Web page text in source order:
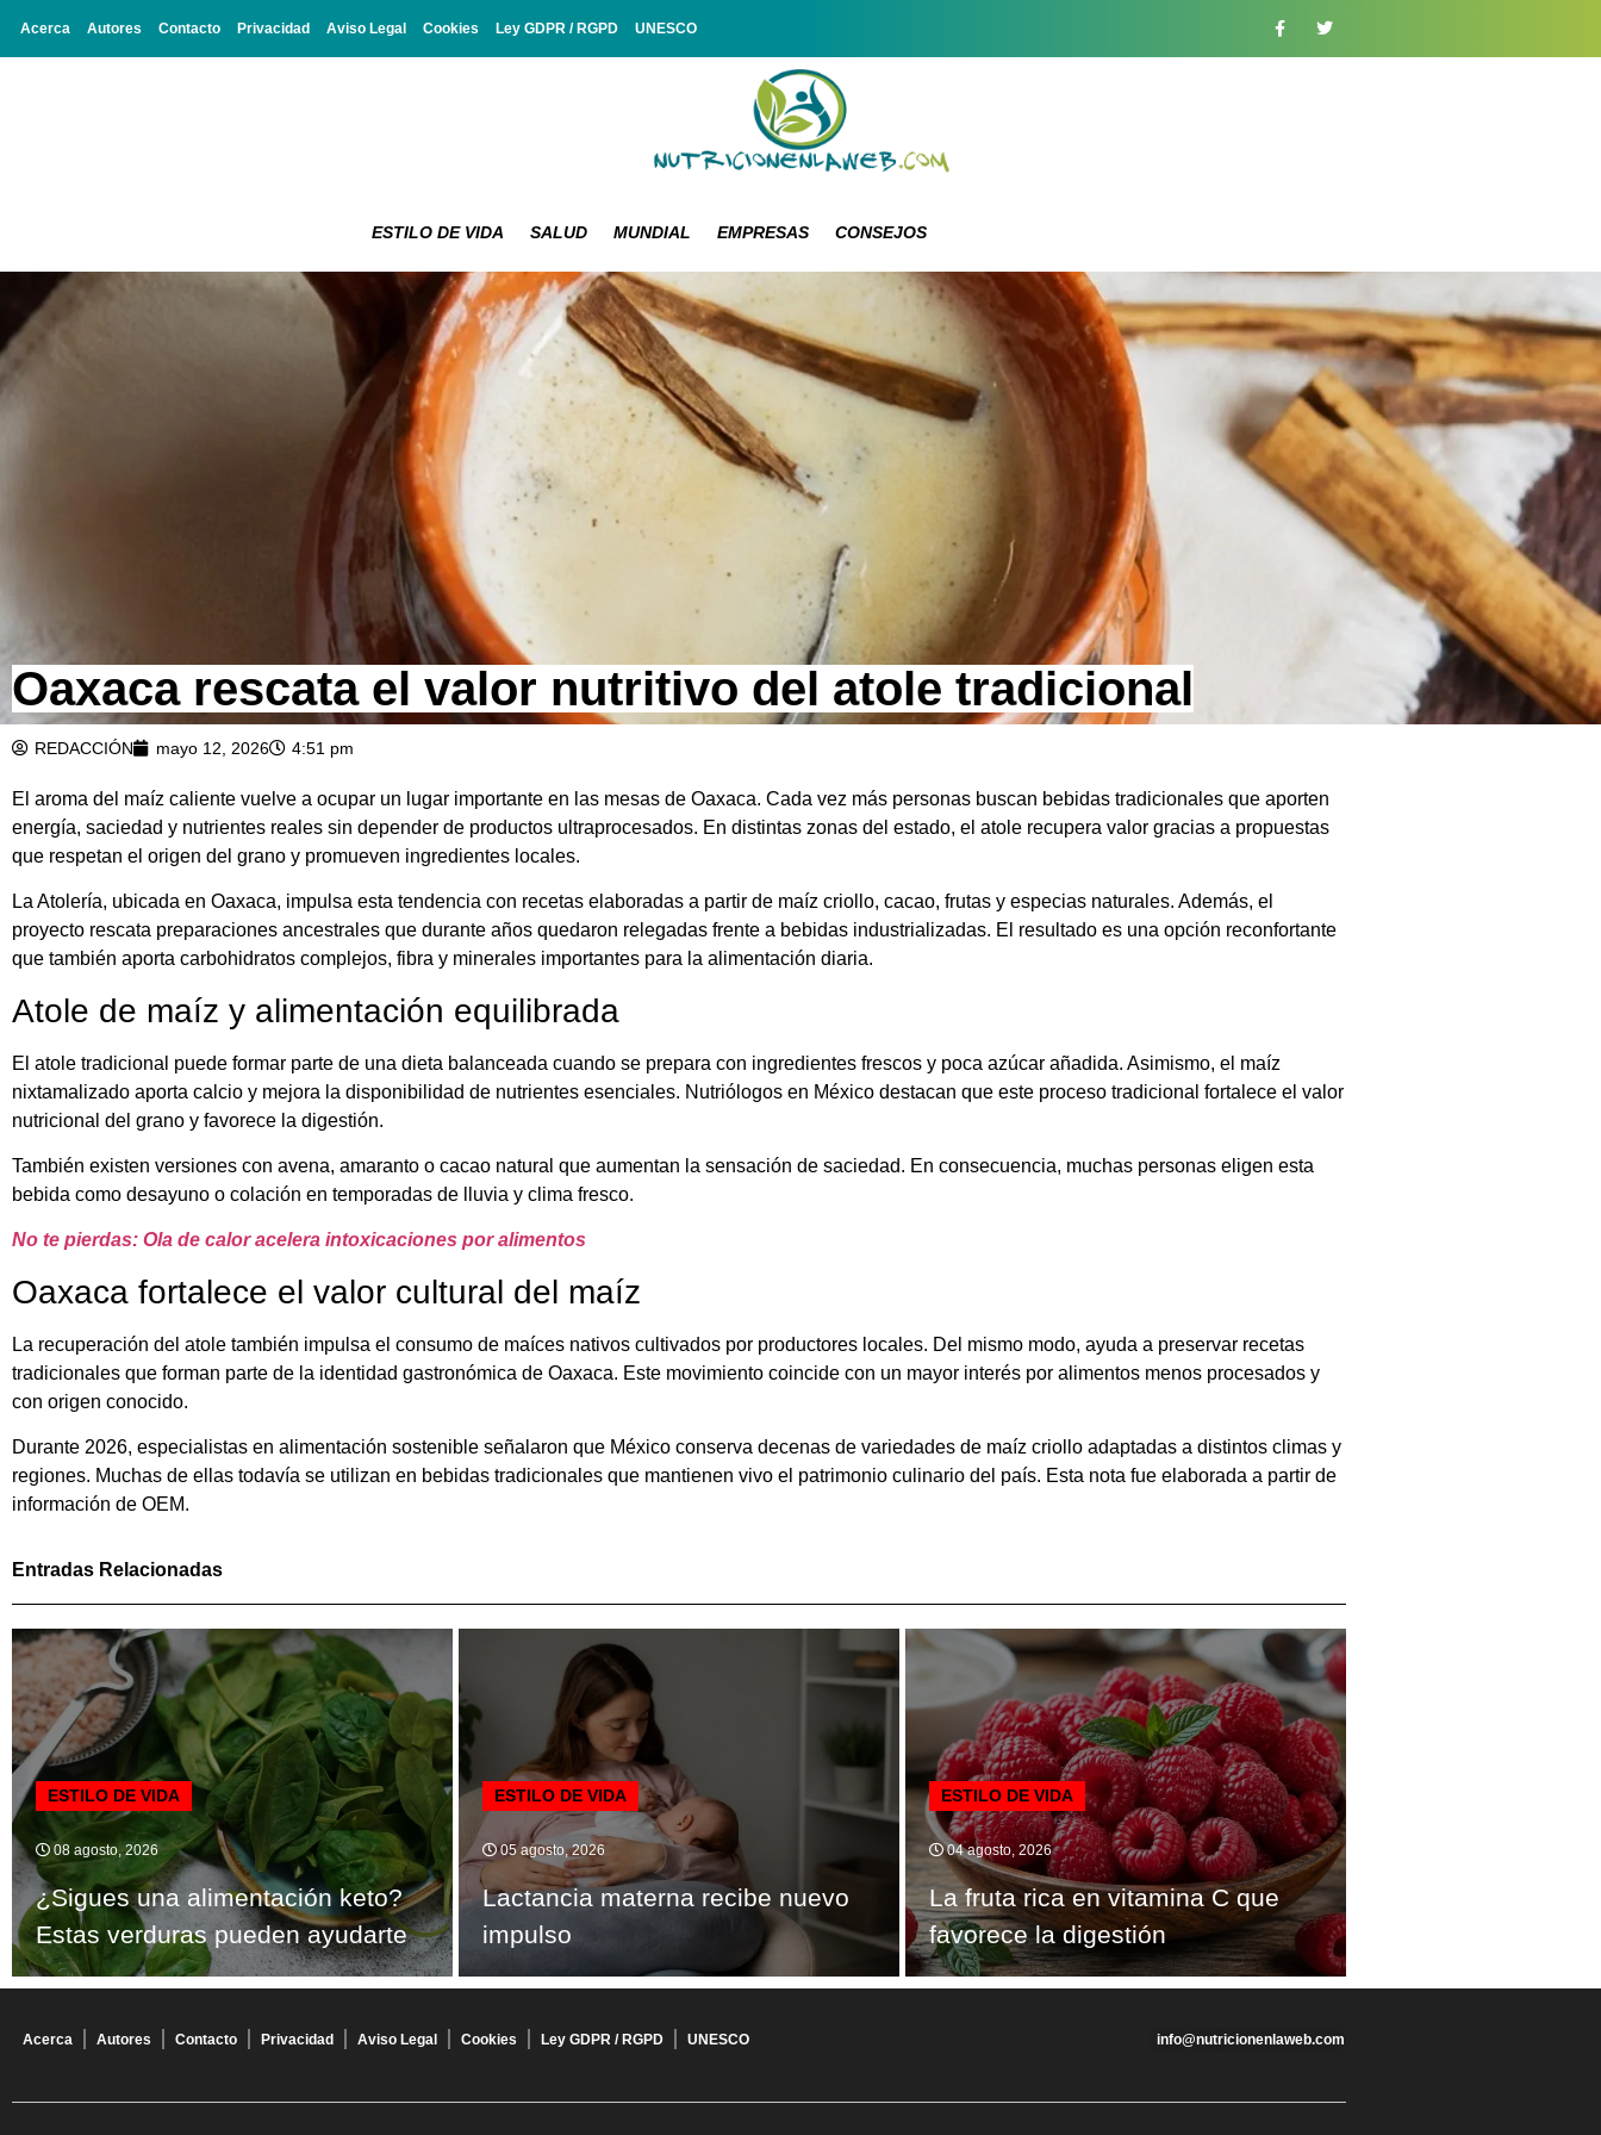
Acerca Autores Contacto Privacidad Aviso Legal Cookies Ley GDPR / RGPD UNESCO
ESTILO DE VIDA SALUD MUNDIAL EMPRESAS CONSEJOS
Oaxaca rescata el valor nutritivo del atole tradicional
REDACCIÓN mayo 12, 2026 4:51 pm
El aroma del maíz caliente vuelve a ocupar un lugar importante en las mesas de Oaxaca. Cada vez más personas buscan bebidas tradicionales que aporten
energía, saciedad y nutrientes reales sin depender de productos ultraprocesados. En distintas zonas del estado, el atole recupera valor gracias a propuestas
que respetan el origen del grano y promueven ingredientes locales.
La Atolería, ubicada en Oaxaca, impulsa esta tendencia con recetas elaboradas a partir de maíz criollo, cacao, frutas y especias naturales. Además, el
proyecto rescata preparaciones ancestrales que durante años quedaron relegadas frente a bebidas industrializadas. El resultado es una opción reconfortante
que también aporta carbohidratos complejos, fibra y minerales importantes para la alimentación diaria.
Atole de maíz y alimentación equilibrada
El atole tradicional puede formar parte de una dieta balanceada cuando se prepara con ingredientes frescos y poca azúcar añadida. Asimismo, el maíz
nixtamalizado aporta calcio y mejora la disponibilidad de nutrientes esenciales. Nutriólogos en México destacan que este proceso tradicional fortalece el valor
nutricional del grano y favorece la digestión.
También existen versiones con avena, amaranto o cacao natural que aumentan la sensación de saciedad. En consecuencia, muchas personas eligen esta
bebida como desayuno o colación en temporadas de lluvia y clima fresco.
No te pierdas: Ola de calor acelera intoxicaciones por alimentos
Oaxaca fortalece el valor cultural del maíz
La recuperación del atole también impulsa el consumo de maíces nativos cultivados por productores locales. Del mismo modo, ayuda a preservar recetas
tradicionales que forman parte de la identidad gastronómica de Oaxaca. Este movimiento coincide con un mayor interés por alimentos menos procesados y
con origen conocido.
Durante 2026, especialistas en alimentación sostenible señalaron que México conserva decenas de variedades de maíz criollo adaptadas a distintos climas y
regiones. Muchas de ellas todavía se utilizan en bebidas tradicionales que mantienen vivo el patrimonio culinario del país. Esta nota fue elaborada a partir de
información de OEM.
Entradas Relacionadas
ESTILO DE VIDA
08 agosto, 2026
¿Sigues una alimentación keto?
Estas verduras pueden ayudarte
ESTILO DE VIDA
05 agosto, 2026
Lactancia materna recibe nuevo
impulso
ESTILO DE VIDA
04 agosto, 2026
La fruta rica en vitamina C que
favorece la digestión
Acerca Autores Contacto Privacidad Aviso Legal Cookies Ley GDPR / RGPD UNESCO info@nutricionenlaweb.com